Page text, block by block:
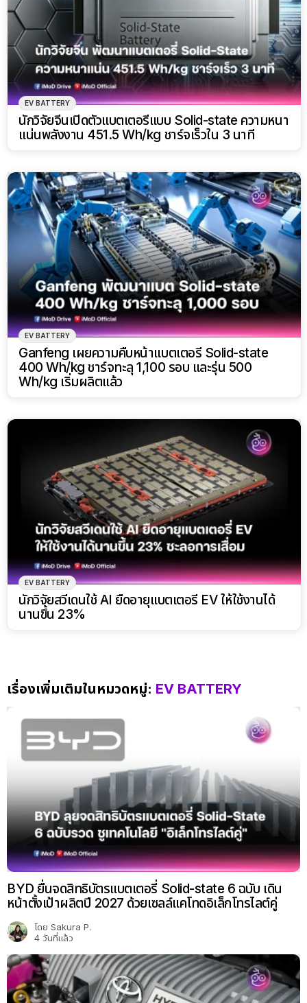
EV BATTERY
นักวิจัยจีนเปิดตัวแบตเตอรี่แบบ Solid-state ความหนา
แน่นพลังงาน 451.5 Wh/kg ชาร์จเร็วใน 3 นาที
EV BATTERY
Ganfeng เผยความคืบหน้าแบตเตอรี่ Solid-state
400 Wh/kg ชาร์จทะลุ 1,100 รอบ และรุ่น 500
Wh/kg เริ่มผลิตแล้ว
EV BATTERY
นักวิจัยสวีเดนใช้ AI ยืดอายุแบตเตอรี่ EV ให้ใช้งานได้
นานขึ้น 23%
เรื่องเพิ่มเติมในหมวดหมู่: EV BATTERY
BYD ยื่นจดสิทธิบัตรแบตเตอรี่ Solid-state 6 ฉบับ เดิน
หน้าตั้งเป้าผลิตปี 2027 ด้วยเซลล์แคโทดอิเล็กโทรไลต์คู่
โดย Sakura P.
4 วันที่แล้ว